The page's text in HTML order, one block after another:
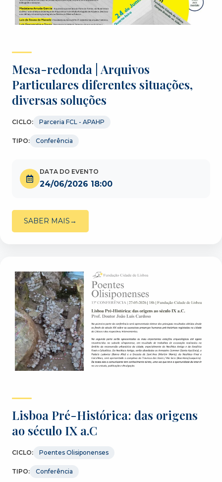
Mesa-redonda | Arquivos
Particulares diferentes situações,
diversas soluções
CICLO: Parceria FCL - APAHP
TIPO: Conferência
DATA DO EVENTO
24/06/2026 18:00
SABER MAIS
Lisboa Pré-Histórica: das origens
ao século IX a.C
CICLO: Poentes Olisiponenses
TIPO: Conferência